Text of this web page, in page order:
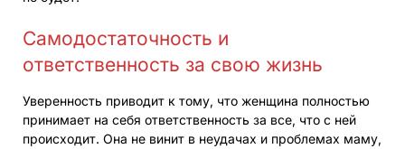
Самодостаточность и
ответственность за свою жизнь
Уверенность приводит к тому, что женщина полностью
принимает на себя ответственность за все, что с ней
происходит. Она не винит в неудачах и проблемах маму,